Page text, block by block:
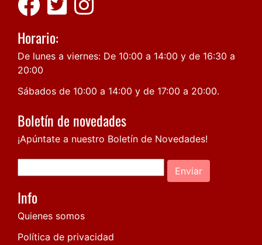
Horario:
De lunes a viernes: De 10:00 a 14:00 y de 16:30 a
20:00
Sábados de 10:00 a 14:00 y de 17:00 a 20:00.
Boletín de novedades
¡Apúntate a nuestro Boletín de Novedades!
Enviar
Info
Quienes somos
Política de privacidad